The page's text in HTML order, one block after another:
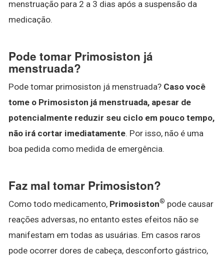
menstruação para 2 a 3 dias após a suspensão da
medicação.
Pode tomar Primosiston já
menstruada?
Pode tomar primosiston já menstruada? Caso você
tome o Primosiston já menstruada, apesar de
potencialmente reduzir seu ciclo em pouco tempo,
não irá cortar imediatamente. Por isso, não é uma
boa pedida como medida de emergência.
Faz mal tomar Primosiston?
Como todo medicamento, Primosiston® pode causar
reações adversas, no entanto estes efeitos não se
manifestam em todas as usuárias. Em casos raros
pode ocorrer dores de cabeça, desconforto gástrico,